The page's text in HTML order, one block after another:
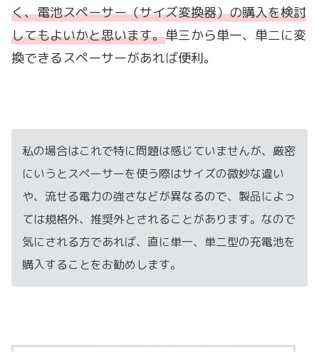
く、電池スペーサー（サイズ変換器）の購入を検討
してもよいかと思います。単三から単一、単二に変
換できるスペーサーがあれば便利。
私の場合はこれで特に問題は感じていませんが、厳密
にいうとスペーサーを使う際はサイズの微妙な違い
や、流せる電力の強さなどが異なるので、製品によっ
ては規格外、推奨外とされることがあります。なので
気にされる方であれば、直に単一、単二型の充電池を
購入することをお勧めします。